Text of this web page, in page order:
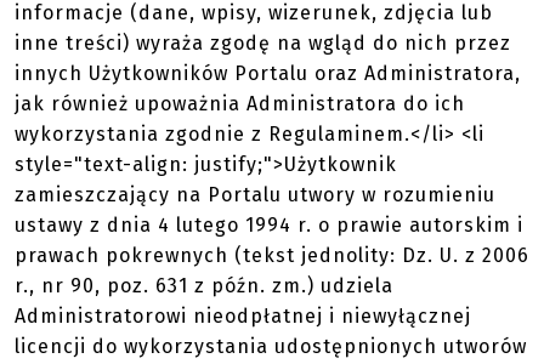
informacje (dane, wpisy, wizerunek, zdjęcia lub
inne treści) wyraża zgodę na wgląd do nich przez
innych Użytkowników Portalu oraz Administratora,
jak również upoważnia Administratora do ich
wykorzystania zgodnie z Regulaminem.</li> <li
style="text-align: justify;">Użytkownik
zamieszczający na Portalu utwory w rozumieniu
ustawy z dnia 4 lutego 1994 r. o prawie autorskim i
prawach pokrewnych (tekst jednolity: Dz. U. z 2006
r., nr 90, poz. 631 z późn. zm.) udziela
Administratorowi nieodpłatnej i niewyłącznej
licencji do wykorzystania udostępnionych utworów